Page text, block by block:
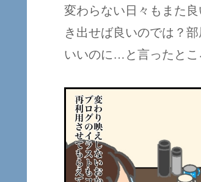
変わらない日々もまた
き出せば良いのでは？
いいのに…と言ったとこ